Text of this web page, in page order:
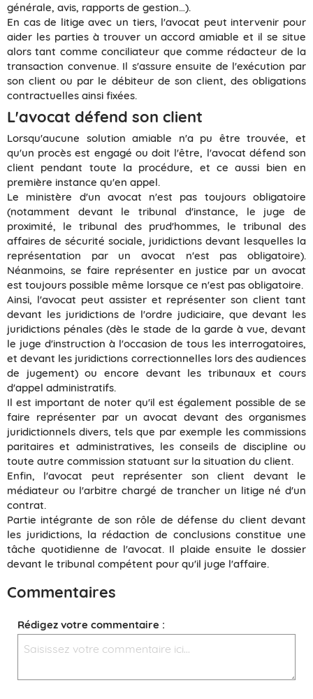
générale, avis, rapports de gestion…).
En cas de litige avec un tiers, l'avocat peut intervenir pour
aider les parties à trouver un accord amiable et il se situe
alors tant comme conciliateur que comme rédacteur de la
transaction convenue. Il s'assure ensuite de l'exécution par
son client ou par le débiteur de son client, des obligations
contractuelles ainsi fixées.
L'avocat défend son client
Lorsqu'aucune solution amiable n'a pu être trouvée, et
qu'un procès est engagé ou doit l'être, l'avocat défend son
client pendant toute la procédure, et ce aussi bien en
première instance qu'en appel.
Le ministère d'un avocat n'est pas toujours obligatoire
(notamment devant le tribunal d'instance, le juge de
proximité, le tribunal des prud'hommes, le tribunal des
affaires de sécurité sociale, juridictions devant lesquelles la
représentation par un avocat n'est pas obligatoire).
Néanmoins, se faire représenter en justice par un avocat
est toujours possible même lorsque ce n'est pas obligatoire.
Ainsi, l'avocat peut assister et représenter son client tant
devant les juridictions de l'ordre judiciaire, que devant les
juridictions pénales (dès le stade de la garde à vue, devant
le juge d'instruction à l'occasion de tous les interrogatoires,
et devant les juridictions correctionnelles lors des audiences
de jugement) ou encore devant les tribunaux et cours
d'appel administratifs.
Il est important de noter qu'il est également possible de se
faire représenter par un avocat devant des organismes
juridictionnels divers, tels que par exemple les commissions
paritaires et administratives, les conseils de discipline ou
toute autre commission statuant sur la situation du client.
Enfin, l'avocat peut représenter son client devant le
médiateur ou l'arbitre chargé de trancher un litige né d'un
contrat.
Partie intégrante de son rôle de défense du client devant
les juridictions, la rédaction de conclusions constitue une
tâche quotidienne de l'avocat. Il plaide ensuite le dossier
devant le tribunal compétent pour qu'il juge l'affaire.
Commentaires
Rédigez votre commentaire :